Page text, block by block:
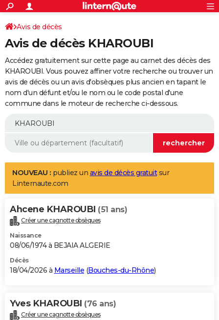
ACTUALITÉS
Politique
Société
Faits Divers
Education
Monde
Villes
+
SPORT
Coupe du monde 2026
Football
Tennis
Cyclisme
Rugby
Forum
Programme TV
TNT
Streaming
Cinéma
Sorties cinéma
Musique
+
FINANCE
Retraite
Epargne
Immobilier
Risques naturels par ville
Banque
Assurance
AUTO
Essais
Réserver un essai
Citadines
Berlines
SUV
Forum auto
+
Mobiles
Meilleur smartphone
Internet
Ordinateurs
Jeux vidéo
Guide high-tech
Aménagement intérieur
LIFESTYLE
Art de vivre
Bien-être
Loisirs
Mode
Modes de vie
Alimentation
Guide de la santé
Maladies
Médicaments
Sommeil
VOYAGE
Destinations
City break
Voyage nature
Voyage de noces
Forum
Climat
+PHOTO
GUIDES D'ACHAT
BONS PLANS
Carte de Noël
Carte Bonne année
Carte Saint-Valentin
Carte Pâques
Carte d'anniversaire
DICTIONNAIRE
Avis de décès
Avis de décès KHAROUBI
Accédez gratuitement sur cette page au carnet des décès des
KHAROUBI. Vous pouvez affiner votre recherche ou trouver un
avis de décès ou un avis d'obsèques plus ancien en tapant le
nom d'un défunt et/ou le nom ou le code postal d'une
commune dans le moteur de recherche ci-dessous.
NOUVEAU : publiez un avis de décès gratuitsur
Linternaute.com
Ahcene KHAROUBI (51 ans)
Créer une cagnotte obsèques
Naissance
08/06/1974 à BEJAIA ALGERIE
Décès
18/04/2026 à Marseille (Bouches-du-Rhône)
Yves KHAROUBI (76 ans)
Créer une cagnotte obsèques